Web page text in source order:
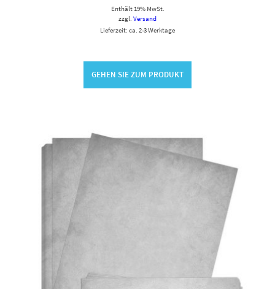
Enthält 19% MwSt.
zzgl. Versand
Lieferzeit: ca. 2-3 Werktage
GEHEN SIE ZUM PRODUKT